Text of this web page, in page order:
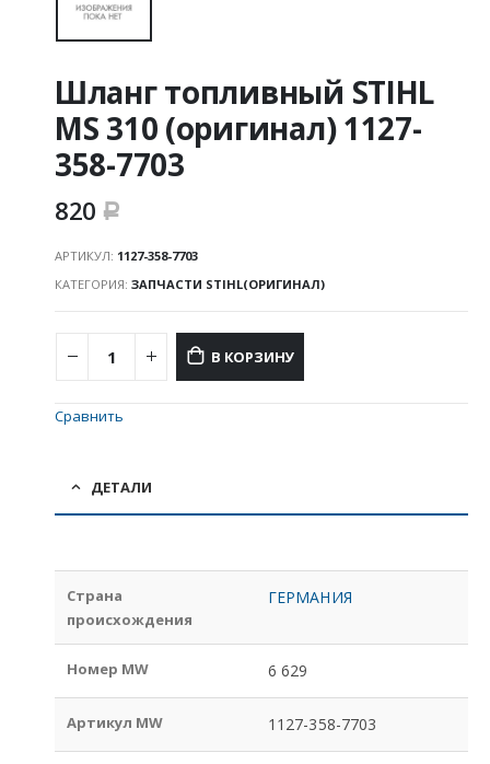
Шланг топливный STIHL
MS 310 (оригинал) 1127-
358-7703
820 Р
АРТИКУЛ: 1127-358-7703
КАТЕГОРИЯ: ЗАПЧАСТИ STIHL(ОРИГИНАЛ)
В КОРЗИНУ
Сравнить
ДЕТАЛИ
Страна
происхождения
ГЕРМАНИЯ
Номер MW 6 629
Артикул MW 1127-358-7703